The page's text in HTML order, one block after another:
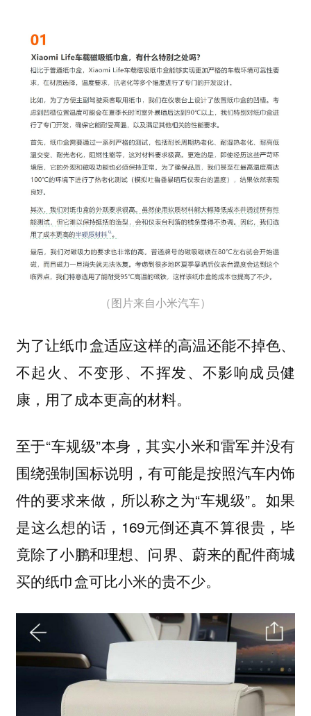
（图片来自小米汽车）
为了让纸巾盒适应这样的高温还能不掉色、
不起火、不变形、不挥发、不影响成员健
康，用了成本更高的材料。
至于“车规级”本身，其实小米和雷军并没有
围绕强制国标说明，有可能是按照汽车内饰
件的要求来做，所以称之为“车规级”。如果
是这么想的话，169元倒还真不算很贵，毕
竟除了小鹏和理想、问界、蔚来的配件商城
买的纸巾盒可比小米的贵不少。